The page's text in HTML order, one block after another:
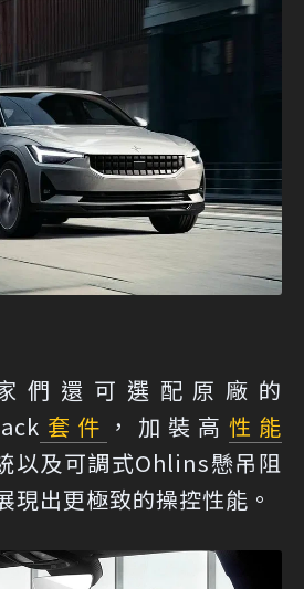
們還可選配原廠的
套件 ，加裝高 性能
以及可調式Ohlins懸吊阻
現出更極致的操控性能。